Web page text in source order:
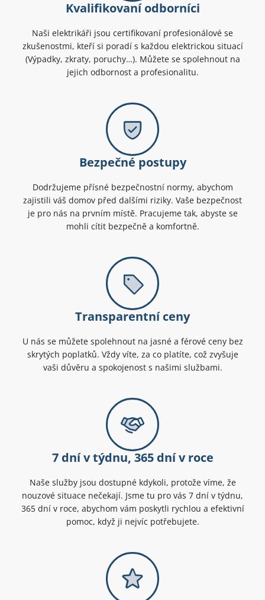
Kvalifikovaní odborníci
Naši elektrikáři jsou certifikovaní profesionálové se
zkušenostmi, kteří si poradí s každou elektrickou situací
(Výpadky, zkraty, poruchy…). Můžete se spolehnout na
jejich odbornost a profesionalitu.
Bezpečné postupy
Dodržujeme přísné bezpečnostní normy, abychom
zajistili váš domov před dalšími riziky. Vaše bezpečnost
je pro nás na prvním místě. Pracujeme tak, abyste se
mohli cítit bezpečně a komfortně.
Transparentní ceny
U nás se můžete spolehnout na jasné a férové ceny bez
skrytých poplatků. Vždy víte, za co platíte, což zvyšuje
vaši důvěru a spokojenost s našimi službami.
7 dní v týdnu, 365 dní v roce
Naše služby jsou dostupné kdykoli, protože víme, že
nouzové situace nečekají. Jsme tu pro vás 7 dní v týdnu,
365 dní v roce, abychom vám poskytli rychlou a efektivní
pomoc, když ji nejvíc potřebujete.